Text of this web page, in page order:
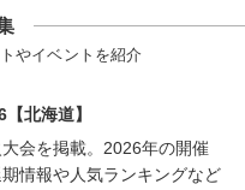
やイベントを紹介
北海道】
会を掲載。2026年の開催
情報や人気ランキングなど